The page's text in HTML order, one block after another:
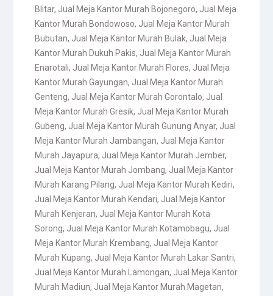
Blitar, Jual Meja Kantor Murah Bojonegoro, Jual Meja
Kantor Murah Bondowoso, Jual Meja Kantor Murah
Bubutan, Jual Meja Kantor Murah Bulak, Jual Meja
Kantor Murah Dukuh Pakis, Jual Meja Kantor Murah
Enarotali, Jual Meja Kantor Murah Flores, Jual Meja
Kantor Murah Gayungan, Jual Meja Kantor Murah
Genteng, Jual Meja Kantor Murah Gorontalo, Jual
Meja Kantor Murah Gresik, Jual Meja Kantor Murah
Gubeng, Jual Meja Kantor Murah Gunung Anyar, Jual
Meja Kantor Murah Jambangan, Jual Meja Kantor
Murah Jayapura, Jual Meja Kantor Murah Jember,
Jual Meja Kantor Murah Jombang, Jual Meja Kantor
Murah Karang Pilang, Jual Meja Kantor Murah Kediri,
Jual Meja Kantor Murah Kendari, Jual Meja Kantor
Murah Kenjeran, Jual Meja Kantor Murah Kota
Sorong, Jual Meja Kantor Murah Kotamobagu, Jual
Meja Kantor Murah Krembang, Jual Meja Kantor
Murah Kupang, Jual Meja Kantor Murah Lakar Santri,
Jual Meja Kantor Murah Lamongan, Jual Meja Kantor
Murah Madiun, Jual Meja Kantor Murah Magetan,